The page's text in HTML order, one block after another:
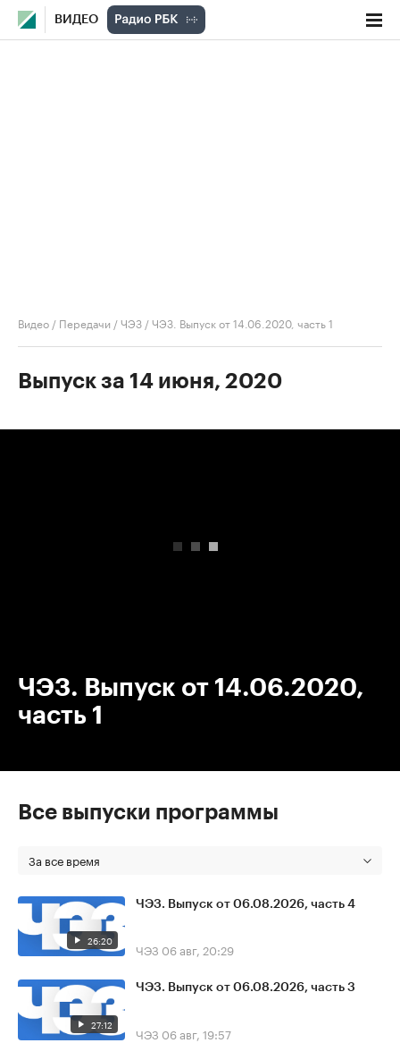
ВИДЕО
Видео / Передачи /ЧЭЗ /ЧЭЗ. Выпуск от 14.06.2020, часть 1
Выпуск за 14 июня, 2020
ЧЭЗ. Выпуск от 14.06.2020,
часть 1
Все выпуски программы
За все время
26:20
ЧЭЗ. Выпуск от 06.08.2026, часть 4
ЧЭЗ 06 авг, 20:29
27:12
ЧЭЗ. Выпуск от 06.08.2026, часть 3
ЧЭЗ 06 авг, 19:57